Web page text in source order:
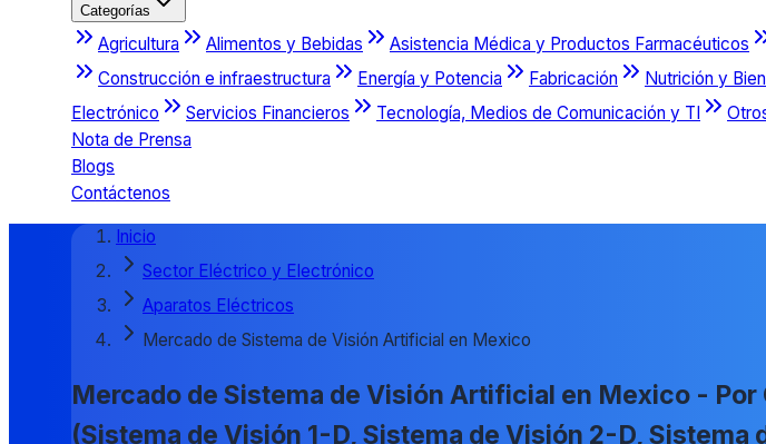
Categorías
Agricultura Alimentos y Bebidas Asistencia Médica y Productos Farmacéuticos
Construcción e infraestructura
Energía y Potencia Fabricación Nutrición y
Electrónico
Servicios Financieros Tecnología, Medios de Comunicación y TI
Nota de Prensa
Blogs
Contáctenos
Inicio
Sector Eléctrico y Electrónico
Aparatos Eléctricos
Mercado de Sistema de Visión Artificial en Mexico
Mercado de Sistema de Visión Artificial en Mexico -
(Sistema de Visión 1-D, Sistema de Visión 2-D,